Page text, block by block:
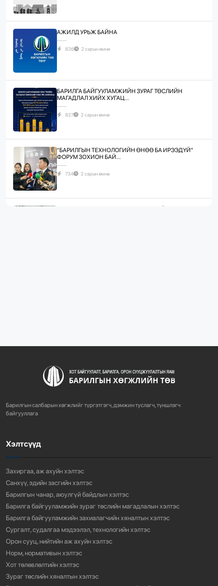
АЖИЛД УРЬЖ БАЙНА
836 2 сарын өмнө
БАРИЛГА БАЙГУУЛАМЖИЙН ЗУРАГ ТӨСЛИЙН
МАГАДЛАЛ ХИЙХ ХУГАЦ...
827 2 сарын өмнө
"БАРИЛГЫН ТЕХНОЛОГИЙН ӨНӨӨ БА ИРЭЭДҮЙ"
ФОРУМ ЗОХИОН БАЙ...
734 2 сарын өмнө
ХОТ БАЙГУУЛАЛТЫН ТУХАЙ ХУУЛИЙН
3 сарын өмнө
Барилгын салбарын хөгжлийг түргэтгэгч, дэмжин туслагч, түншлэгч
байгууллага
Хэлтсүүд
Захиргаа, аж ахуйн хэлтэс
Санхүү, эдийн засгийн хэлтэс
Барилгын чанар, аюулгүй байдлын хэлтэс
Барилга байгууламжийн зураг төслийн магадлалын хэлтэс
Барилга байгууламжийн захиалагчийн хяналтын хэлтэс
Сургалт, судалгаа мэдээлэл, технологийн хэлтэс
Орон сууц, нийтийн аж ахуйн хэлтэс
Норм, нормативын хэлтэс
Хот төлөвлөлтийн хэлтэс
Зураг төслийн хяналтын хэлтэс